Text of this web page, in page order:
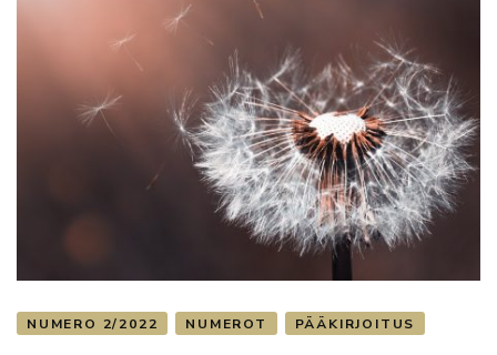
NUMERO 2/2022 NUMEROT PÄÄKIRJOITUS